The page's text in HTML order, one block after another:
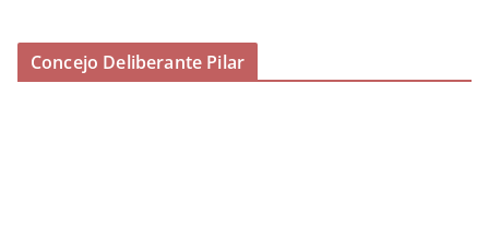
Concejo Deliberante Pilar